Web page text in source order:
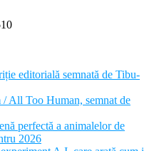
editorială semnată de Tibu-
All Too Human, semnat de
perfectă a animalelor de
2026